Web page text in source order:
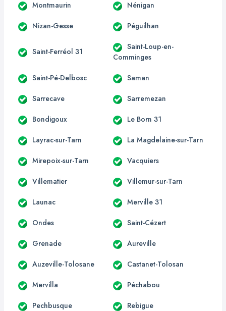
Montmaurin Nénigan
Nizan-Gesse Péguilhan
Saint-Ferréol 31
Saint-Loup-en-
Comminges
Saint-Pé-Delbosc Saman
Sarrecave Sarremezan
Bondigoux Le Born 31
Layrac-sur-Tarn La Magdelaine-sur-Tarn
Mirepoix-sur-Tarn Vacquiers
Villematier Villemur-sur-Tarn
Launac Merville 31
Ondes Saint-Cézert
Grenade Aureville
Auzeville-Tolosane Castanet-Tolosan
Mervilla Péchabou
Pechbusque Rebigue